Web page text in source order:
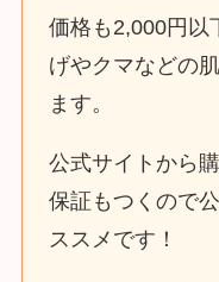
価格も2,000円以
げやクマなどの
ます。
公式サイトから
保証もつくので
ススメです！